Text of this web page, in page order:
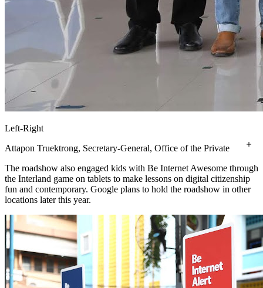
Left-Right
Attapon Truektrong, Secretary-General, Office of the Private
Jittivanich, Head of Marketing, Google Thailand Nataphol
Teepsuwan, Minister of Education Jackie Wang, Country
Manager, Google Thailand Gen. Ekkachai Srivilas, Chairman,
Foundation of Thai Suprateacher (FTST) Captain Dr.
Emergency Medicine, and Committee, Foundation of Thai
Suprateacher (FTST) Acting Sub Lt. Thanu Vongjinda,
Assistant Secretary-General, Office of the Basic Education
Commission
The roadshow also engaged kids with Be Internet Awesome through
the Interland game on tablets to make lessons on digital citizenship
fun and contemporary. Google plans to hold the roadshow in other
locations later this year.